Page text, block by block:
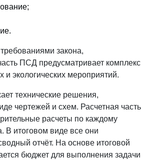
закона,
ПСД предусматривает комплекс
и экологических мероприятий.
технические решения,
чертежей и схем. Расчетная часть
расчеты по каждому
В итоговом виде все они
отчёт. На основе итоговой
бюджет для выполнения задачи